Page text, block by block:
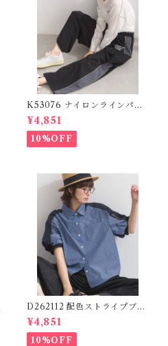
K53076 ナイロンラインパン
ツ / Nylon Line Pants (残り
わずか)
¥4,851
10%OFF
D262112 配色ストライプブラ
ウス / Color Block Stripe R
elaxed Blouse 【re-stock】
¥4,851
10%OFF